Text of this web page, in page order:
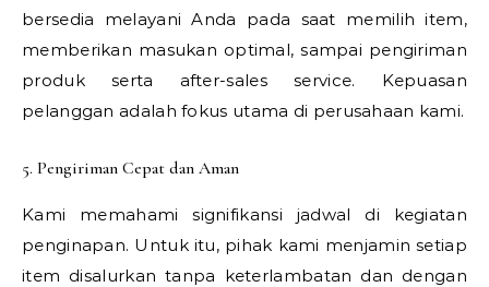
bersedia melayani Anda pada saat memilih item,
memberikan masukan optimal, sampai pengiriman
produk serta after-sales service. Kepuasan
pelanggan adalah fokus utama di perusahaan kami.
5. Pengiriman Cepat dan Aman
Kami memahami signifikansi jadwal di kegiatan
penginapan. Untuk itu, pihak kami menjamin setiap
item disalurkan tanpa keterlambatan dan dengan